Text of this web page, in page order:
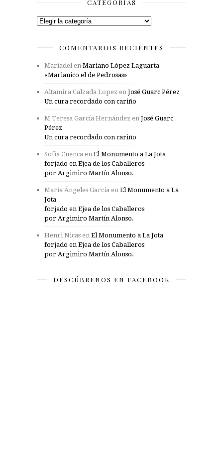
CATEGORÍAS
Categorías
COMENTARIOS RECIENTES
Mariadel en Mariano López Laguarta
«Marianico el de Pedrosas»
Altamira Calzada Lopez en José Guarc Pérez
Un cura recordado con cariño
M Teresa García Hernández en José Guarc
Pérez
Un cura recordado con cariño
Sofía Cuenca en El Monumento a La Jota
forjado en Ejea de los Caballeros
por Argimiro Martín Alonso.
María Ángeles García en El Monumento a La
Jota
forjado en Ejea de los Caballeros
por Argimiro Martín Alonso.
Henri Nicas en El Monumento a La Jota
forjado en Ejea de los Caballeros
por Argimiro Martín Alonso.
DESCÚBRENOS EN FACEBOOK